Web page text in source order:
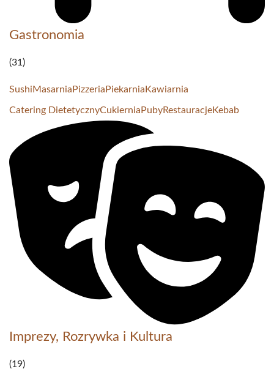
Gastronomia
(31)
SushiMasarnia Pizzeria Piekarnia Kawiarnia
Catering DietetycznyCukiernia PubyRestauracjeKebab
Imprezy, Rozrywka i Kultura
(19)